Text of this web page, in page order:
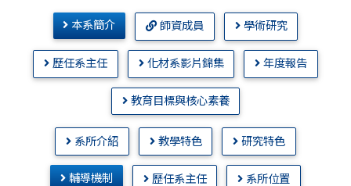
本系簡介 師資成員 學術研究
歷任系主任 化材系影片錦集 年度報告
教育目標與核心素養
系所介紹 教學特色 研究特色
輔導機制 歷任系主任 系所位置